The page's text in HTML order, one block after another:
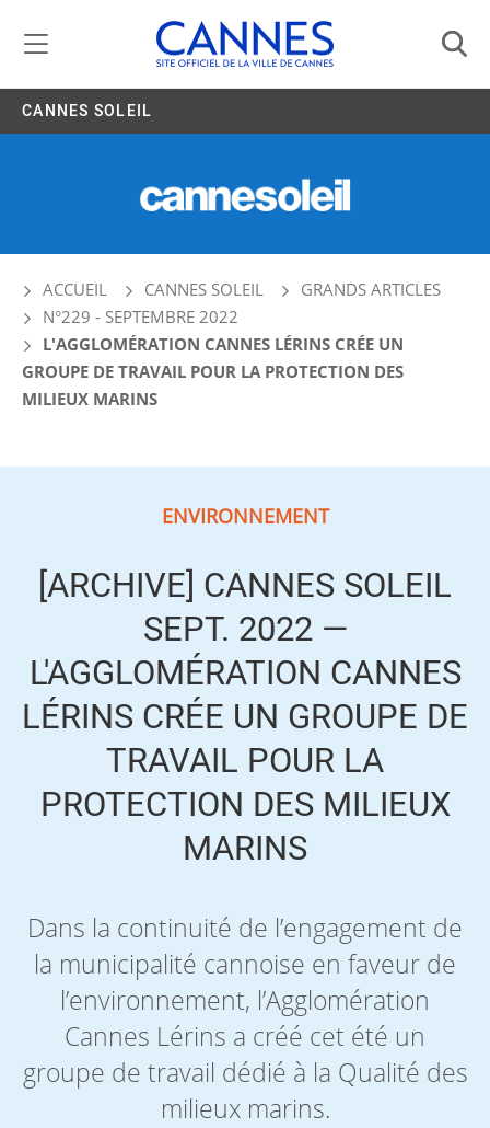
CANNES SOLEIL
ACCUEIL CANNES SOLEIL
GRANDS ARTICLES
N°229 - SEPTEMBRE 2022
L'AGGLOMÉRATION CANNES LÉRINS CRÉE UN
GROUPE DE TRAVAIL POUR LA PROTECTION DES
MILIEUX MARINS
ENVIRONNEMENT
[ARCHIVE] CANNES SOLEIL
SEPT. 2022 —
L'AGGLOMÉRATION CANNES
LÉRINS CRÉE UN GROUPE DE
TRAVAIL POUR LA
PROTECTION DES MILIEUX
MARINS
Dans la continuité de l’engagement de
la municipalité cannoise en faveur de
l’environnement, l’Agglomération
Cannes Lérins a créé cet été un
groupe de travail dédié à la Qualité des
milieux marins.